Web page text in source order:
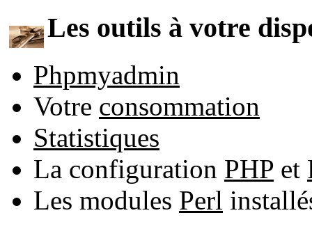
Les outils à votre
Phpmyadmin
Votre consommation
Statistiques
La configuration PHP et
Les modules Perl